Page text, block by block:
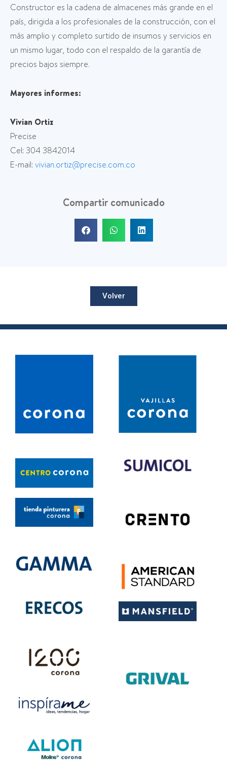
Constructor es la cadena de almacenes más grande en el
país, dirigida a los profesionales de la construcción, con el
más amplio y completo surtido de insumos y servicios en
un mismo lugar, todo con el respaldo de la garantía de
precios bajos siempre.
Mayores informes:
Vivian Ortiz
Precise
Cel: 304 3842014
E-mail: vivian.ortiz@precise.com.co
Compartir comunicado
Volver